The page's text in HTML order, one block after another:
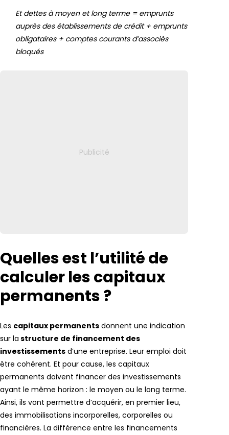
Et dettes à moyen et long terme = emprunts
auprès des établissements de crédit + emprunts
obligataires + comptes courants d’associés
bloqués
Quelles est l’utilité de
calculer les capitaux
permanents ?
Les capitaux permanents donnent une indication
sur la structure de financement des
investissements d’une entreprise. Leur emploi doit
être cohérent. Et pour cause, les capitaux
permanents doivent financer des investissements
ayant le même horizon : le moyen ou le long terme.
Ainsi, ils vont permettre d’acquérir, en premier lieu,
des immobilisations incorporelles, corporelles ou
financières. La différence entre les financements